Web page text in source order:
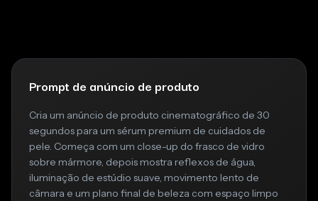
Prompt de anúncio de produto
Cria um anúncio de produto cinematográfico de 30
segundos para um sérum premium de cuidados de
pele. Começa com um close-up do frasco de vidro
sobre mármore, depois mostra reflexos de água,
iluminação de estúdio suave, movimento lento de
câmara e um plano final de beleza com espaço limpo